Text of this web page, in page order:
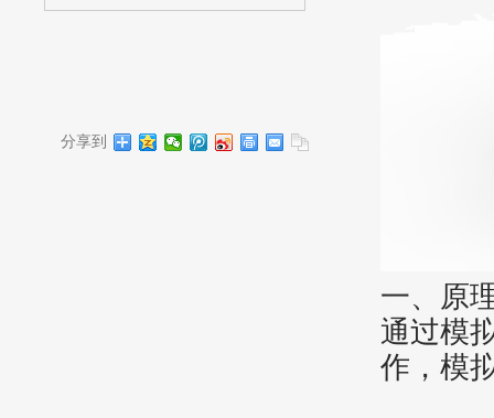
分享到
一、原
通过模
作，模